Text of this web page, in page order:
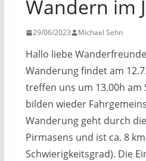
Wandern im
29/06/2023 Michael Sehn
Hallo liebe
Wanderung findet am
treffen uns um 13.00h am
bilden wieder
Wanderung geht durch
Pirmasens und ist ca. 8
Schwierigkeitsgrad). Die